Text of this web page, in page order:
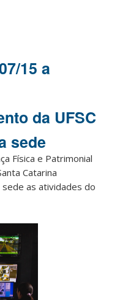
15 a
da UFSC
sede
Física e Patrimonial
Catarina
sede as atividades do